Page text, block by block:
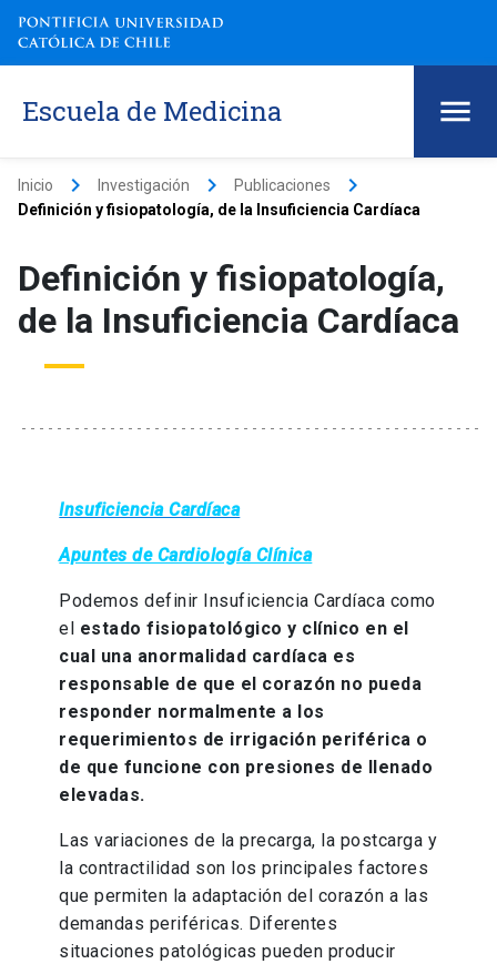
Escuela de Medicina
Inicio keyboard_arrow_right Investigación keyboard_arrow_right Publicaciones keyboard_arrow_right
Definición y fisiopatología, de la Insuficiencia Cardíaca
Definición y fisiopatología,
de la Insuficiencia Cardíaca
Insuficiencia Cardíaca
Apuntes de Cardiología Clínica
Podemos definir Insuficiencia Cardíaca como
el estado fisiopatológico y clínico en el
cual una anormalidad cardíaca es
responsable de que el corazón no pueda
responder normalmente a los
requerimientos de irrigación periférica o
de que funcione con presiones de llenado
elevadas.
Las variaciones de la precarga, la postcarga y
la contractilidad son los principales factores
que permiten la adaptación del corazón a las
demandas periféricas. Diferentes
situaciones patológicas pueden producir